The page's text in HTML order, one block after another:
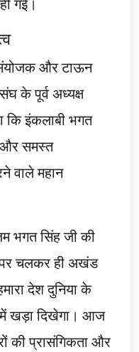
गई।
संयोजक और टाऊन
के पूर्व अध्यक्ष
कि इंकलाबी भगत
समस्त
वाले महान
भगत सिंह जी की
पर चलकर ही अखंड
देश दुनिया के
में खड़ा दिखेगा। आज
की प्रासंगिकता और